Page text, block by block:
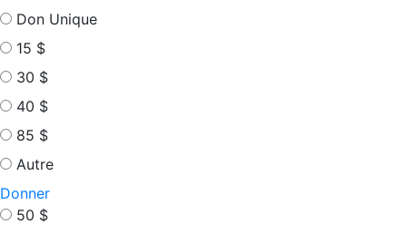
Don Unique
15 $
30 $
40 $
85 $
Autre
Donner
50 $